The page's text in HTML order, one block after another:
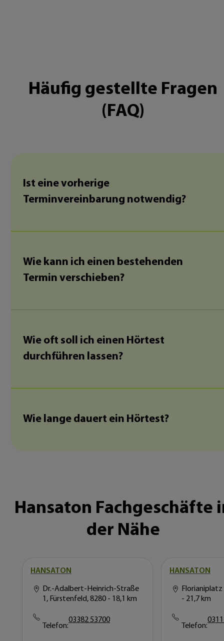
Häufig gestellte Fragen
(FAQ)
Ist eine vorherige
Terminvereinbarung notwendig?
Wie kann ich einen bestehenden
Termin verschieben?
Wie oft soll ich einen Hörtest
durchführen lassen?
Wie lange dauert ein Hörtest?
Hansaton Fachgeschäfte
der Nähe
HANSATON
Dr.-Adalbert-Heinrich-Straße
1, Fürstenfeld, 8280 - 18,1 km
Telefon:
03382 53700
HANSATON
Florianiplatz
- 21,7 km
Telefon: